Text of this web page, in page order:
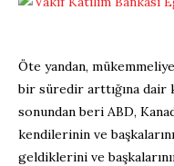
Öte yandan,
bir süredir arttığına dair
sonundan beri ABD,
kendilerinin ve
geldiklerini ve